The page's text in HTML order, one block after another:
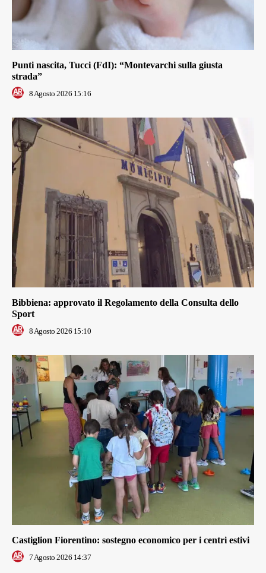
Punti nascita, Tucci (FdI): “Montevarchi sulla giusta
strada”
8 Agosto 2026 15:16
Bibbiena: approvato il Regolamento della Consulta dello
Sport
8 Agosto 2026 15:10
Castiglion Fiorentino: sostegno economico per i centri estivi
7 Agosto 2026 14:37